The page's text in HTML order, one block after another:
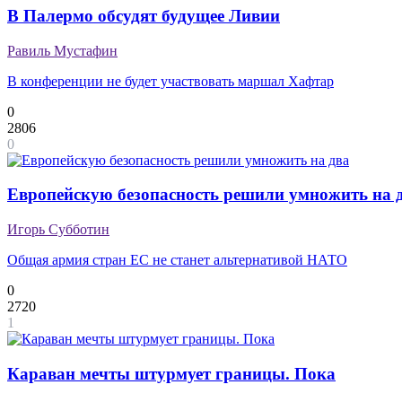
В Палермо обсудят будущее Ливии
Равиль Мустафин
В конференции не будет участвовать маршал Хафтар
0
2806
0
Европейскую безопасность решили умножить на
Игорь Субботин
Общая армия стран ЕС не станет альтернативой НАТО
0
2720
1
Караван мечты штурмует границы. Пока